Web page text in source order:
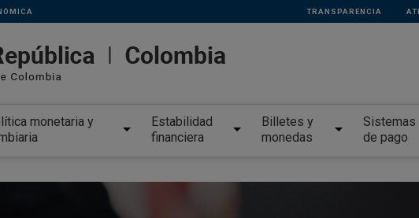
TRANSPARENCIA
monetaria y
Estabilidad
financiera
Billetes y
monedas
Sistemas
de pago